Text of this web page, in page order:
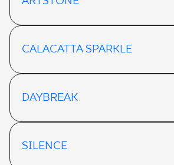
CALACATTA SPARKLE
DAYBREAK
SILENCE